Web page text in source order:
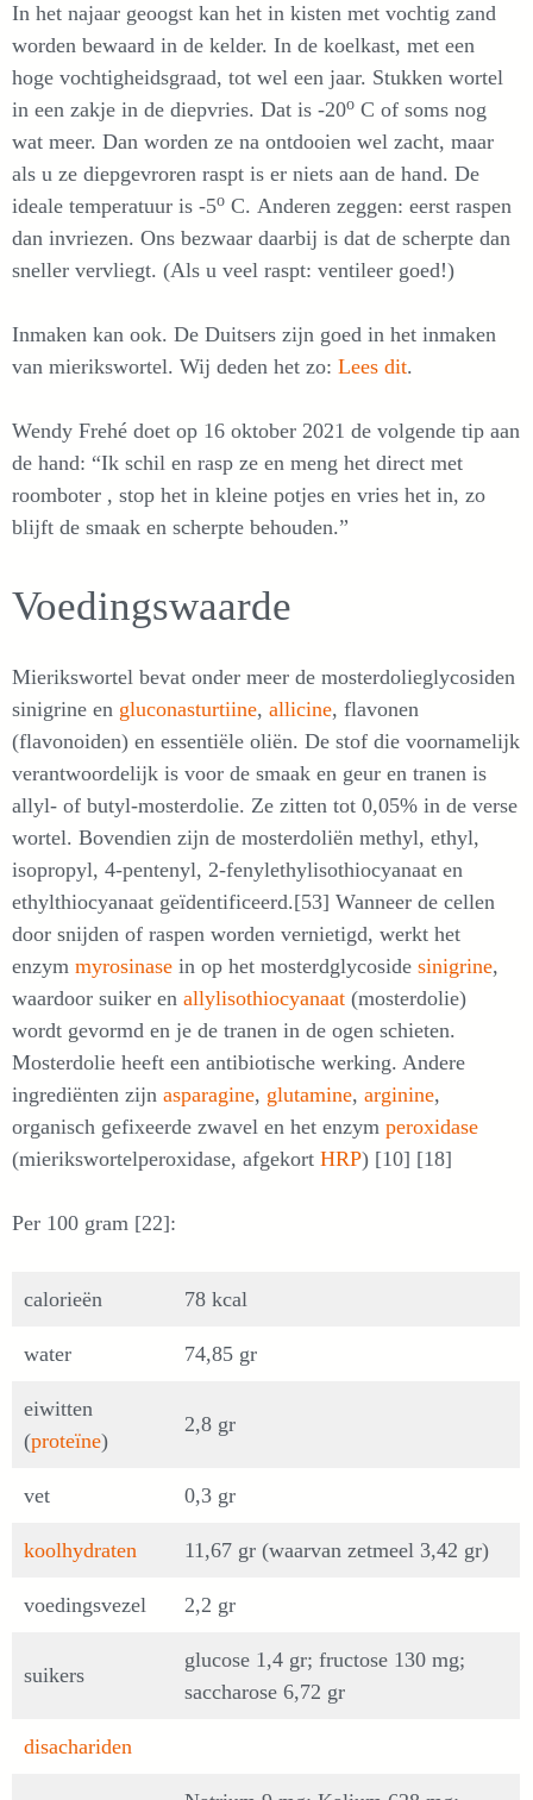
In het najaar geoogst kan het in kisten met vochtig zand
worden bewaard in de kelder. In de koelkast, met een
hoge vochtigheidsgraad, tot wel een jaar. Stukken wortel
in een zakje in de diepvries. Dat is -20o C of soms nog
wat meer. Dan worden ze na ontdooien wel zacht, maar
als u ze diepgevroren raspt is er niets aan de hand. De
ideale temperatuur is -5o C. Anderen zeggen: eerst raspen
dan invriezen. Ons bezwaar daarbij is dat de scherpte dan
sneller vervliegt. (Als u veel raspt: ventileer goed!)
Inmaken kan ook. De Duitsers zijn goed in het inmaken
van mierikswortel. Wij deden het zo: Lees dit.
Wendy Frehé doet op 16 oktober 2021 de volgende tip aan
de hand: “Ik schil en rasp ze en meng het direct met
roomboter , stop het in kleine potjes en vries het in, zo
blijft de smaak en scherpte behouden.”
Voedingswaarde
Mierikswortel bevat onder meer de mosterdolieglycosiden
sinigrine en gluconasturtiine, allicine, flavonen
(flavonoiden) en essentiële oliën. De stof die voornamelijk
verantwoordelijk is voor de smaak en geur en tranen is
allyl- of butyl-mosterdolie. Ze zitten tot 0,05% in de verse
wortel. Bovendien zijn de mosterdoliën methyl, ethyl,
isopropyl, 4-pentenyl, 2-fenylethylisothiocyanaat en
ethylthiocyanaat geïdentificeerd.[53] Wanneer de cellen
door snijden of raspen worden vernietigd, werkt het
enzym myrosinase in op het mosterdglycoside sinigrine,
waardoor suiker en allylisothiocyanaat (mosterdolie)
wordt gevormd en je de tranen in de ogen schieten.
Mosterdolie heeft een antibiotische werking. Andere
ingrediënten zijn asparagine, glutamine, arginine,
organisch gefixeerde zwavel en het enzym peroxidase
(mierikswortelperoxidase, afgekort HRP) [10] [18]
Per 100 gram [22]:
calorieën 78 kcal
water 74,85 gr
eiwitten
(proteïne)
2,8 gr
vet 0,3 gr
koolhydraten 11,67 gr (waarvan zetmeel 3,42 gr)
voedingsvezel 2,2 gr
suikers
glucose 1,4 gr; fructose 130 mg;
saccharose 6,72 gr
disachariden